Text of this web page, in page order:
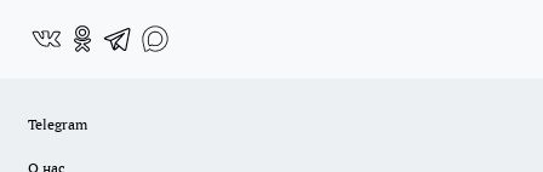
Telegram
О нас